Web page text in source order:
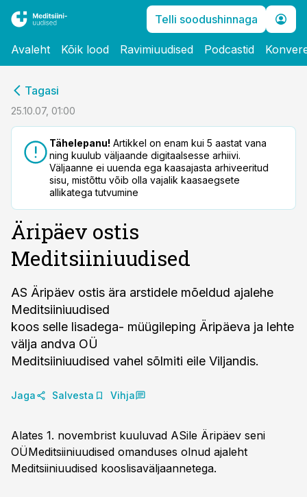
Telli soodushinnaga
Avaleht Kõik lood Ravimiuudised Podcastid
Tagasi
25.10.07, 01:00
Tähelepanu! Artikkel on enam kui 5 aastat vana
ning kuulub väljaande digitaalsesse arhiivi.
Väljaanne ei uuenda ega kaasajasta arhiveeritud
sisu, mistõttu võib olla vajalik kaasaegsete
allikatega tutvumine
Äripäev ostis
Meditsiiniuudised
AS Äripäev ostis ära arstidele mõeldud ajalehe
Meditsiiniuudised
koos selle lisadega- müügileping Äripäeva ja lehte
välja andva OÜ
Meditsiiniuudised vahel sõlmiti eile Viljandis.
Jaga Salvesta Vihja
Alates 1. novembrist kuuluvad ASile Äripäev seni
OÜMeditsiiniuudised omanduses olnud ajaleht
Meditsiiniuudised kooslisaväljaannetega.